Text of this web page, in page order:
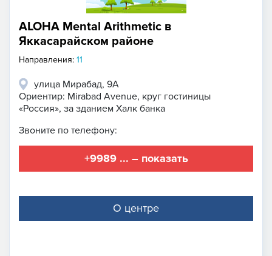
ALOHA Mental Arithmetic в
Яккасарайском районе
Направления: 11
улица Мирабад, 9А
Ориентир: Mirabad Avenue, круг гостиницы
«Россия», за зданием Халк банка
Звоните по телефону:
+9989 ... – показать
О центре